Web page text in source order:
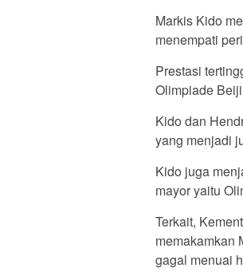
Markis Kido
menempati
Prestasi
Olimpiade
Kido dan
yang menjadi
Kido juga
mayor yaitu
Terkait,
memakamkan
gagal menuai